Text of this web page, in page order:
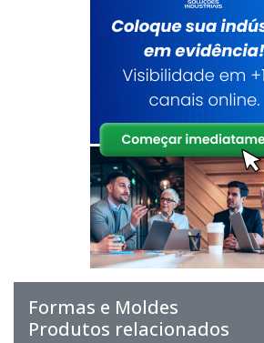
Formas e Moldes
Produtos relacionados